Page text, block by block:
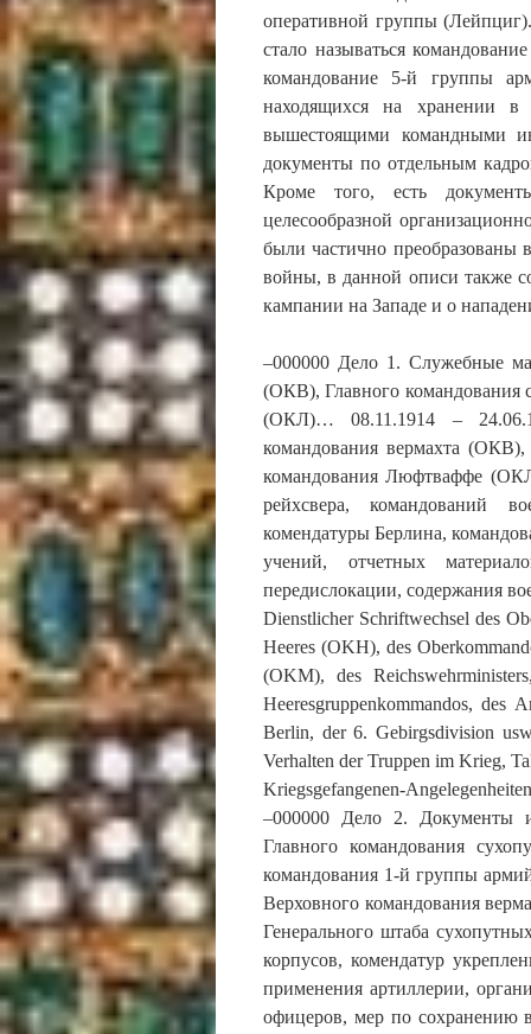
оперативной группы
стало называться
командование 5-й группы
находящихся на хранении в
вышестоящими командными
документы по отдельным
Кроме того, есть
целесообразной
были частично преобразованы
войны, в данной описи также
кампании на Западе и о
–000000 Дело 1. Служебные
(ОКВ), Главного командования
(ОКЛ)… 08.11.1914 –
командования вермахта
командования Люфтваффе
рейхсвера, командований
комендатуры Берлина,
учений, отчетных
передислокации, содержания
Dienstlicher Schriftwechsel des
Heeres (OKH), des
(OKM), des
Heeresgruppenkommandos, des
Berlin, der 6. Gebirgsdivision
Verhalten der Truppen im Krieg,
Kriegsgefangenen-
–000000 Дело 2. Документы
Главного командования
командования 1-й группы
Верховного командования
Генерального штаба
корпусов, комендатур
применения артиллерии,
офицеров, мер по сохранению